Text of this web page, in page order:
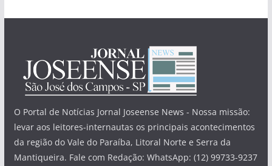
O Portal de Notícias Jornal Joseense News - Nossa missão:
levar aos leitores-internautas os principais acontecimentos
da região do Vale do Paraíba, Litoral Norte e Serra da
Mantiqueira. Fale com Redação: WhatsApp: (12) 99733-9237